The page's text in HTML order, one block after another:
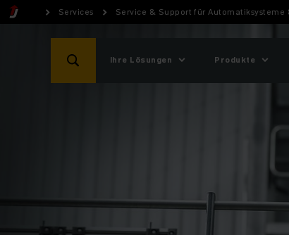
Services Service & Support für
Ihre Lösungen Produkte